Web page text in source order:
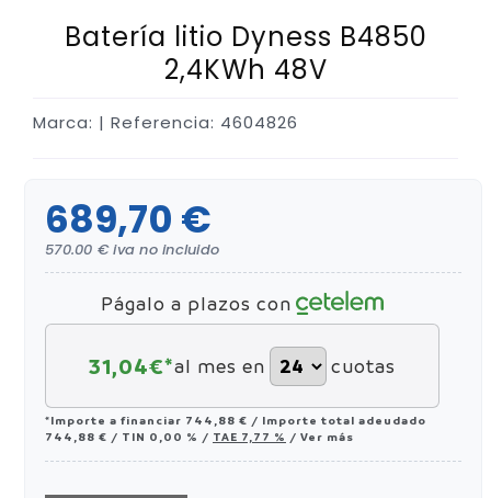
Batería litio Dyness B4850
2,4KWh 48V
Marca: | Referencia: 4604826
689,70 €
570.00 € iva no incluido
Págalo a plazos con
31,04€*al mes en cuotas
*Importe a financiar 744,88 € / Importe total adeudado
744,88 € / TIN 0,00 % / TAE 7,77 % / Ver más